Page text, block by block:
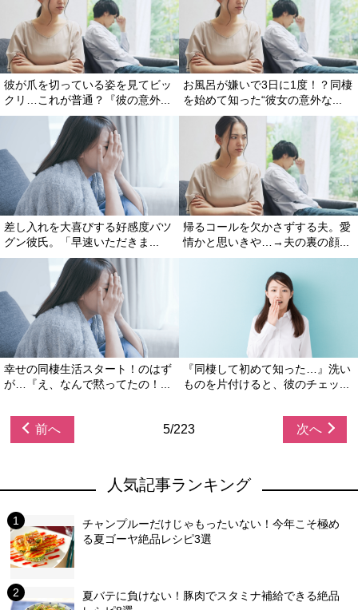
彼が爪を切っている姿を見てビッ
クリ…これが普通？『彼の意外...
お風呂が嫌いで3日に1度！？同棲
を始めて知った“彼女の意外な...
差し入れを大喜びする好感度バツ
グン彼氏。「早速いただきま...
帰るコールを欠かさずする夫。愛
情かと思いきや…→夫の裏の顔...
幸せの同棲生活スタート！のはず
が…『え、なんで黙ってたの！...
『同棲して初めて知った…』洗い
ものを片付けると、彼のチェッ...
前へ 5/223 次へ
人気記事ランキング
チャンプルーだけじゃもったいない！今年こそ極め
る夏ゴーヤ絶品レシピ3選
夏バテに負けない！豚肉でスタミナ補給できる絶品